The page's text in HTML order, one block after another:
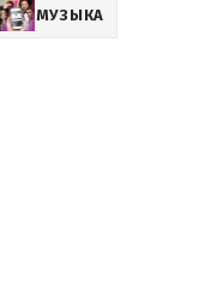
МУЗЫКА